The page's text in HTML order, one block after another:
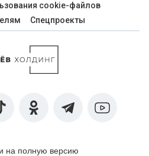
cookie-файлов
Спецпроекты
на полную версию